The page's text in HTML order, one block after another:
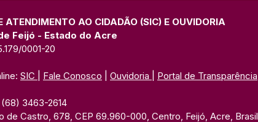
ATENDIMENTO AO CIDADÃO (SIC) E OUVIDORIA
Feijó - Estado do Acre
0001-20
SIC Fale Conosco Ouvidoria Portal de Transparência
(68) 3463-2614
de Castro, 678, CEP 69.960-000, Centro, Feijó, Acre, Brasil